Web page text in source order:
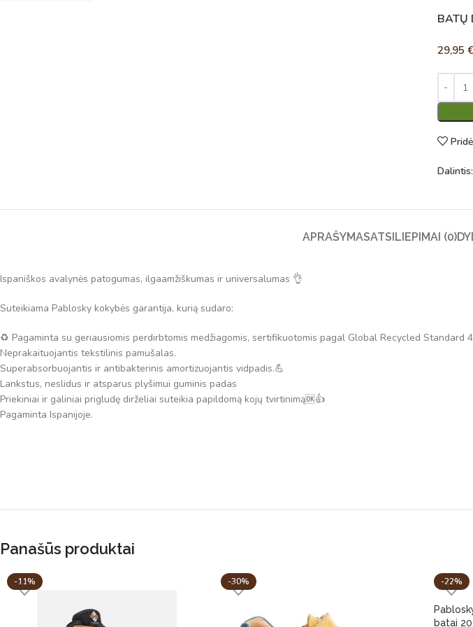
BATŲ
29,95
Dalintis:
APRAŠYMASATSILIEPIMAI (0)
Ispaniškos avalynės patogumas, ilgaamžiškumas ir universalumas 👌
Suteikiama Pablosky kokybės garantija, kurią sudaro:
♻ Pagaminta su geriausiomis perdirbtomis medžiagomis, sertifikuotomis pagal Global Recycled Standard
Neprakaituojantis tekstilinis pamušalas.
Superabsorbuojantis ir antibakterinis amortizuojantis vidpadis.💪
Lankstus, neslidus ir atsparus plyšimui guminis padas
Priekiniai ir galiniai prigludę dirželiai suteikia papildomą kojų tvirtinimą🆗👍
Pagaminta Ispanijoje.
Panašūs produktai
-11% -30% -22%
batai